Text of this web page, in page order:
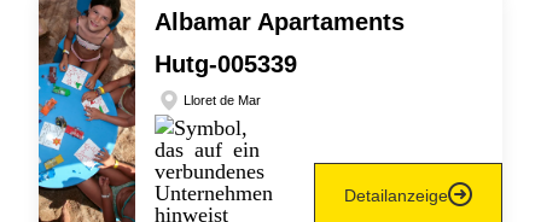
Albamar Apartaments
Hutg-005339
Lloret de Mar
Detailanzeige